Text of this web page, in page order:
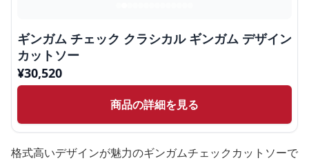
ギンガム チェック クラシカル ギンガム デザイン
カットソー
¥30,520
商品の詳細を見る
格式高いデザインが魅力のギンガムチェックカットソーで